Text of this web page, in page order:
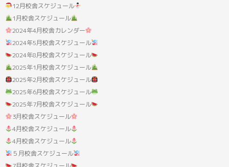
12月校舎スケジュール
1月校舎スケジュール
2024年4月校舎カレンダー
2024年5月校舎スケジュール
2024年8月校舎スケジュール
2025年1月校舎スケジュール
2025年2月校舎スケジュール
2025年6月校舎スケジュール
2025年7月校舎スケジュール
3月校舎スケジュール
4月校舎スケジュール
4月校舎スケジュール
５月校舎スケジュール